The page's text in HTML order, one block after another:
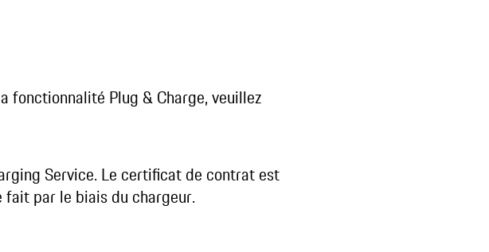
fonctionnalité Plug & Charge, veuillez
Service. Le certificat de contrat est
par le biais du chargeur.